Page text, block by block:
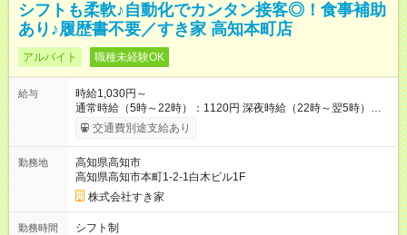
シフトも柔軟♪自動化でカンタン接客◎！食事補助
あり♪履歴書不要／すき家 高知本町店
アルバイト 職種未経験OK
給与
時給1,030円～
通常時給（5時～22時）：1120円 深夜時給（22時～翌5時）：
1400円 高校生時給：1030円 【特別手当】早朝手当（5：00-9：
00）時給+150円 【試用期間】試用期間あり 試用期間の長さ：1
30日（※条件変更なし）ですが、切り上げで一ヶ月とさせてい
ただきます。 研修制度あり：15時間(研修中も同時給）
交通費別途支給あり
勤務地
高知県高知市
高知県高知市本町1-2-1白木ビル1F
株式会社すき家
勤務時間
シフト制